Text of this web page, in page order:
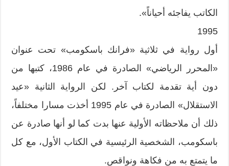
الكاتب يفاجئه أحياناً».
1995
أول رواية في ثلاثية «فرانك باسكومب» تحت عنوان
«المحرر الرياضي» الصادرة في عام 1986، كتبها من
دون أية تقدمة لكتاب آخر. لكن الرواية الثانية «عيد
الاستقلال» الصادرة في عام 1995 أخذت مسارا مختلفاً،
ذلك أن ملاحظاته الأولية عنها بدت كما لو أنها صادرة عن
باسكومب، الشخصية الرئيسية في الكتاب الأول، مع كل
ما يتمتع به من فكاهة ونواقص.